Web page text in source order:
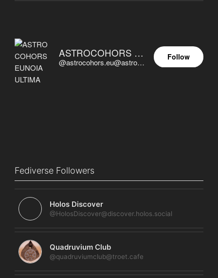
ASTROCOHORS EUNOIA ULTIMA
@astrocohors.eu@astrocohors.eu
Follow
Fediverse Followers
Holos Discover
@HolosDiscover@discover.holos.social
Quadruvium Club
@quadruviumclub@troet.cafe